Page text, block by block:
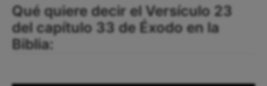
Qué quiere decir el Versículo 23
del capítulo 33 de Éxodo en la
Biblia: